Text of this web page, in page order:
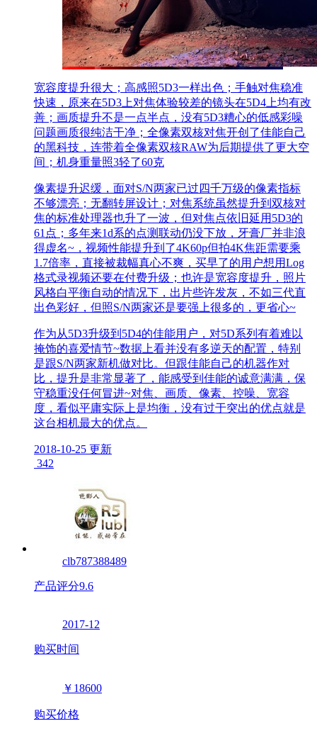
宽容度提升很大；高感照5D3一样出色；手触对焦稳准
快速，原来在5D3上对焦体验较差的镜头在5D4上均有改
善；画质提升不是一点半点，没有5D3糟心的低感彩噪
问题画质很纯洁干净；全像素双核对焦开创了佳能自己
的黑科技，连带着全像素双核RAW为后期提供了更大空
间；机身重量照3轻了60克
像素提升迟缓，面对S/N两家已过四千万级的像素指标
不够漂亮；无翻转屏设计；对焦系统虽然提升到双核对
焦的标准处理器也升了一波，但对焦点依旧延用5D3的
61点；多年来1d系的点测联动仍没下放，牙膏厂并非浪
得虚名~，视频性能提升到了4K60p但拍4K焦距需要乘
1.7倍率，直接被裁幅真心不爽，买早了的用户想用Log
格式录视频还要在付费升级；也许是宽容度提升，照片
风格白平衡自动的情况下，出片些许发灰，不如三代直
出色彩好，但照S/N两家还是要强上很多的，更省心~
作为从5D3升级到5D4的佳能用户，对5D系列有着难以
掩饰的喜爱情节~数据上看并没有多逆天的配置，特别
是跟S/N两家新机做对比。但跟佳能自己的机器作对
比，提升是非常显著了，能感受到佳能的诚意满满，保
守稳重没任何冒进~对焦、画质、像素、控噪、宽容
度，看似平庸实际上是均衡，没有过于突出的优点就是
这台相机最大的优点。
2018-10-25 更新
342
clb787388489
产品评分9.6
2017-12
购买时间
￥18600
购买价格